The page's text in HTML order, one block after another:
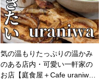
気の温もりたっぷりの温かみ
のある店内・可愛い一軒家の
お店【庭食屋＋Cafe uraniw…